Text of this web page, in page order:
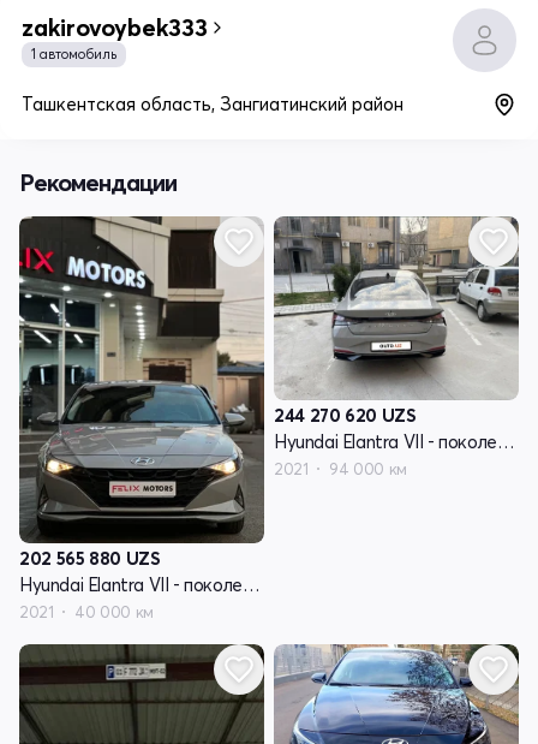
zakirovoybek333
1 автомобиль
Ташкентская область, Зангиатинский район
Рекомендации
202 565 880 UZS
Hyundai Elantra VII - поколение (CN7)
2021 40 000 км
244 270 620 UZS
Hyundai Elantra VII - поколение (CN7)
2021 94 000 км